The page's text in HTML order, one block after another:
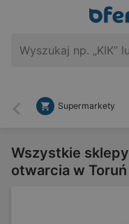
Wstecz
Supermarkety
Wszystkie sklepy
otwarcia w Toruń